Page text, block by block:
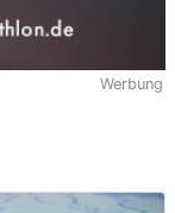
Werbung